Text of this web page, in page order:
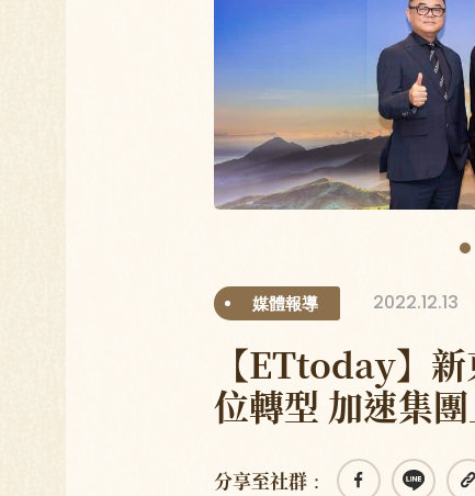
媒體報導 2022.12.13
【ETtoday】
位轉型 加速集
分享至社群：